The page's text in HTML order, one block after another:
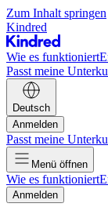
Zum Inhalt springen
Kindred
Wie es funktioniert
Passt meine
Deutsch
Anmelden
Passt meine
Menü öffnen
Wie es funktioniert
Anmelden